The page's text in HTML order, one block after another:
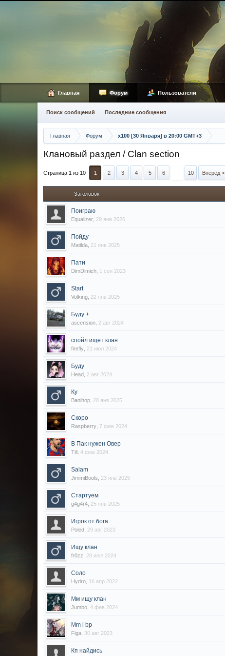
Главная Форум х100 [30 Января] в 20:00 GMT+3
Клановый раздел / Сlan section
Страница 1 из 10 1 2 3 4 5 6 → 10 Вперёд >
Заголовок
Поиграю
Equalizer 29 янв 2026
Пойду
Matilda 21 янв 2025
Пати
DimDimich 1 сен 2023
Start
Volking 22 янв 2025
Буду +
ascension 2 авг 2024
спойл ищет клан
firefly 21 июл 2024
Буду
Head 2 авг 2024
Ку
Banihop 20 янв 2025
Скоро
Raspberry 7 фев 2024
В Пак нужен Овер
Till 4 фев 2024
Salam
JimmiBools 23 янв 2025
Стартуем
g4g4r4 25 янв 2025
Игрок от бога
Poled 29 авг 2023
Ищу клан
fr0zz 28 июл 2024
Соло
Hydro 16 апр 2022
Мм ищу клан
Jumbo 4 фев 2024
Mm i bp
Figa 30 авг 2023
Кп найдись
Главная Форум
Поиск сообщений Последние сообщения
Пользователи